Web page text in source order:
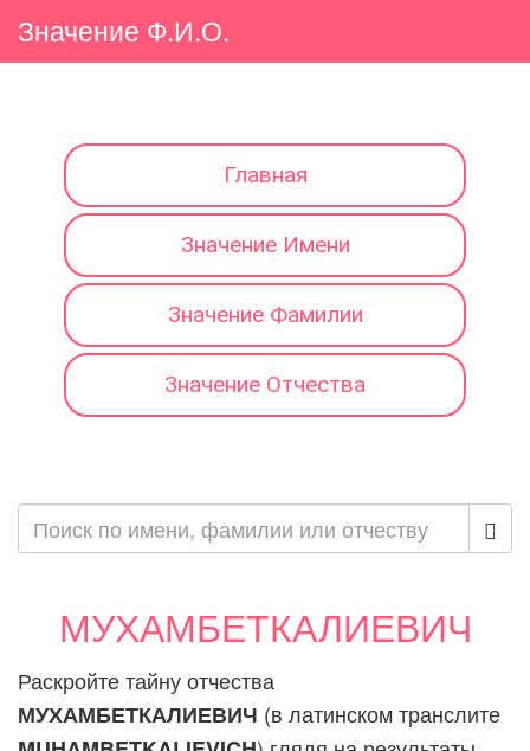
Значение Ф.И.О.
Главная
Значение Имени
Значение Фамилии
Значение Отчества
МУХАМБЕТКАЛИЕВИЧ
Раскройте тайну отчества
МУХАМБЕТКАЛИЕВИЧ (в латинском транслите